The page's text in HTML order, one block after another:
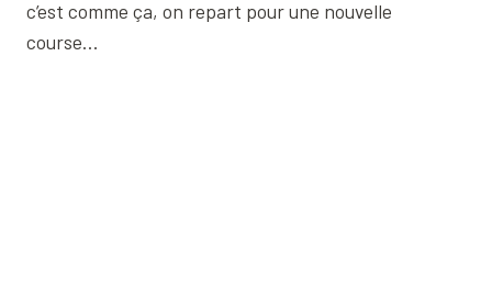
c’est comme ça, on repart pour une nouvelle
course…